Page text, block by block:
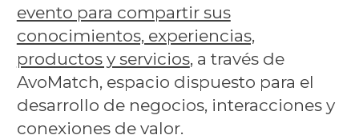
evento para compartir sus
conocimientos, experiencias,
productos y servicios, a través de
AvoMatch, espacio dispuesto para el
desarrollo de negocios, interacciones y
conexiones de valor.